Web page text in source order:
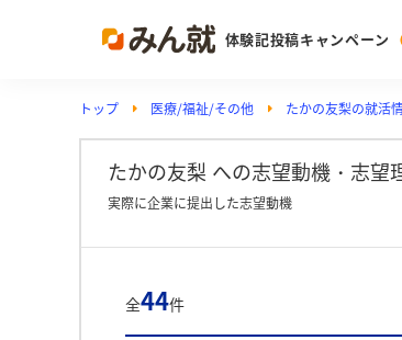
体験記投稿キャンペーン
Post
投稿する
ランキン
Vote
注目の企
トップ 医療/福祉/その他 たかの友梨の就活
たかの友梨 への志望動機・志望
実際に企業に提出した志望動機
全44件